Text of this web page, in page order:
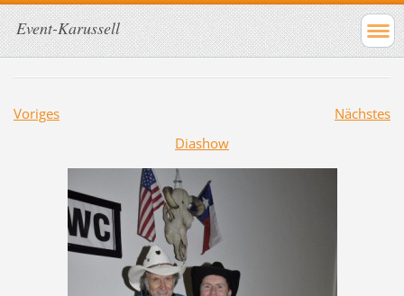
Event-Karussell
Voriges
Nächstes
Diashow